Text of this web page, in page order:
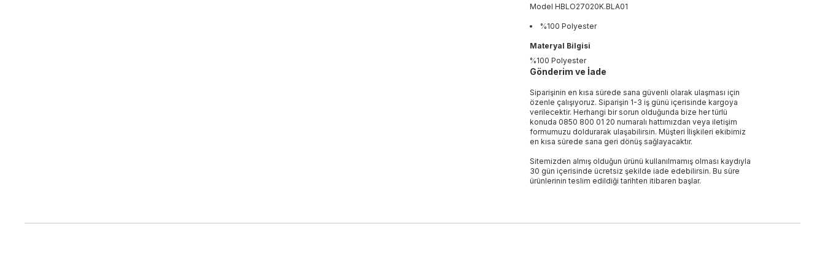
ModelHBLO27020K.BLA01
%100 Polyester
Materyal Bilgisi
%100 Polyester
Gönderim ve İade
Siparişinin en kısa sürede sana güvenli olarak ulaşması için
özenle çalışıyoruz. Siparişin 1-3 iş günü içerisinde kargoya
verilecektir. Herhangi bir sorun olduğunda bize her türlü
konuda 0850 800 01 20 numaralı hattımızdan veya iletişim
formumuzu doldurarak ulaşabilirsin. Müşteri İlişkileri ekibimiz
en kısa sürede sana geri dönüş sağlayacaktır.
Sitemizden almış olduğun ürünü kullanılmamış olması kaydıyla
30 gün içerisinde ücretsiz şekilde iade edebilirsin. Bu süre
ürünlerinin teslim edildiği tarihten itibaren başlar.